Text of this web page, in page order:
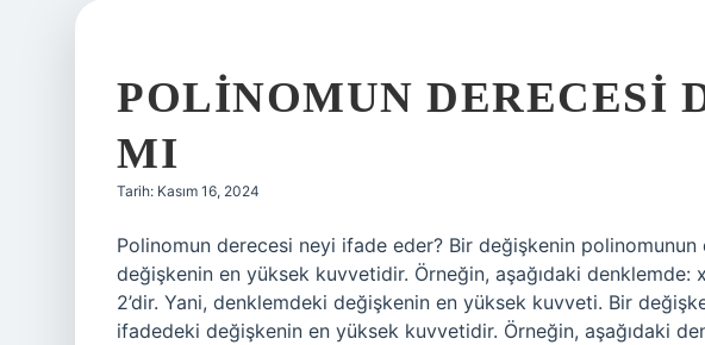
POLINOMUN DERECESI
MI
Tarih: Kasım 16, 2024
Polinomun derecesi neyi ifade eder? Bir değişkenin
değişkenin en yüksek kuvvetidir. Örneğin, aşağıdaki
2’dir. Yani, denklemdeki değişkenin en yüksek kuvveti. Bir
ifadedeki değişkenin en yüksek kuvvetidir. Örneğin, aşağıdaki